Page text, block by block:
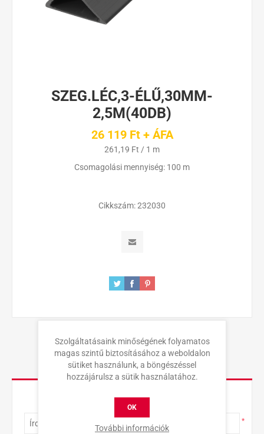
SZEG.LÉC,3-ÉLŰ,30MM-
2,5M(40DB)
26 119 Ft + ÁFA
261,19 Ft / 1 m
Csomagolási mennyiség: 100 m
Cikkszám:232030
KAPCSOLAT
Teljes név
*
Szolgáltatásaink minőségének folyamatos
magas szintű biztosításához a weboldalon
sütiket használunk, a böngészéssel
hozzájárulsz a sütik használatához.
OK
További információk